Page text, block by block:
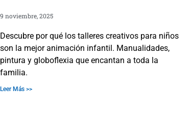
9 noviembre, 2025
Descubre por qué los talleres creativos para niños
son la mejor animación infantil. Manualidades,
pintura y globoflexia que encantan a toda la
familia.
Leer Más >>